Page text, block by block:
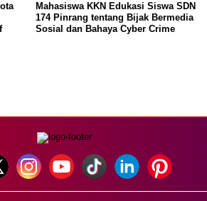
Mahasiswa KKN Edukasi Siswa SDN
174 Pinrang tentang Bijak Bermedia
Sosial dan Bahaya Cyber Crime